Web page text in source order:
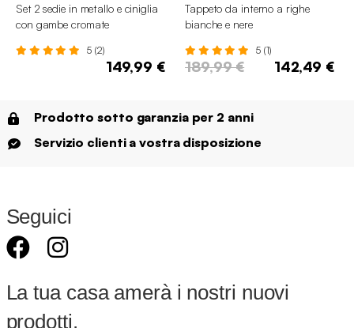
Set 2 sedie in metallo e ciniglia
con gambe cromate
5 (2)
149,99 €
Tappeto da interno a righe
bianche e nere
5 (1)
189,99 € 142,49 €
Prodotto sotto garanzia per 2 anni
Servizio clienti a vostra disposizione
Seguici
La tua casa amerà i nostri nuovi
prodotti.